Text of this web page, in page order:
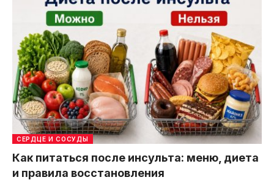
СЕРДЦЕ И СОСУДЫ
Как питаться после инсульта: меню, диета
и правила восстановления